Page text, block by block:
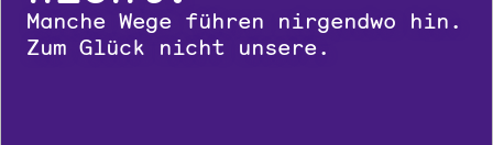
Manche Wege führen nirgendwo hin.
Zum Glück nicht unsere.